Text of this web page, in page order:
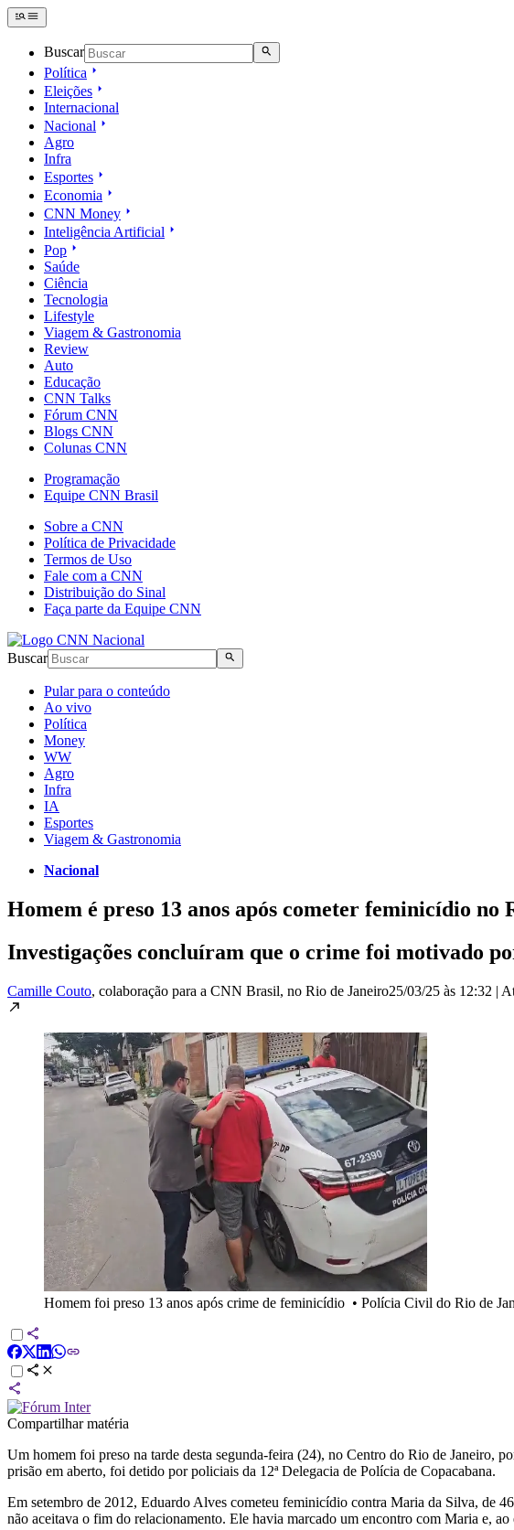
Buscar
Política
Eleições
Internacional
Nacional
Agro
Infra
Esportes
Economia
CNN Money
Inteligência Artificial
Pop
Saúde
Ciência
Tecnologia
Lifestyle
Viagem & Gastronomia
Review
Auto
Educação
CNN Talks
Fórum CNN
Blogs CNN
Colunas CNN
Programação
Equipe CNN Brasil
Sobre a CNN
Política de Privacidade
Termos de Uso
Fale com a CNN
Distribuição do Sinal
Faça parte da Equipe CNN
Buscar
Pular para o conteúdo
Ao vivo
Política
Money
WW
Agro
Infra
IA
Esportes
Viagem & Gastronomia
Nacional
Homem é preso 13 anos após cometer feminicídio no
Investigações concluíram que o crime foi motivado
Camille Couto, colaboração para a CNN Brasil, no Rio de Janeiro25/03/25 às 12:32 |
Homem foi preso 13 anos após crime de feminicídio • Polícia Civil do Rio de
Compartilhar matéria
Um homem foi preso na tarde desta segunda-feira (24), no Centro do Rio de Janeiro,
prisão em aberto, foi detido por policiais da 12ª Delegacia de Polícia de Copacabana.
Em setembro de 2012, Eduardo Alves cometeu feminicídio contra Maria da Silva, de
não aceitava o fim do relacionamento. Ele havia marcado um encontro com Maria e,